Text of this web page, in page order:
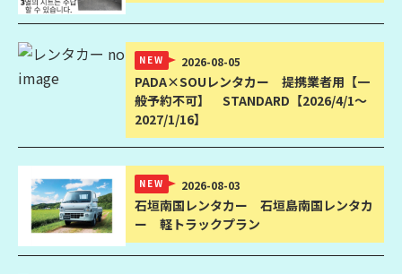
NEW 2026-08-05
PADA×SOUレンタカー 提携業者用【一
般予約不可】 STANDARD【2026/4/1〜
2027/1/16】
NEW 2026-08-03
石垣南国レンタカー 石垣島南国レンタカ
ー 軽トラックプラン